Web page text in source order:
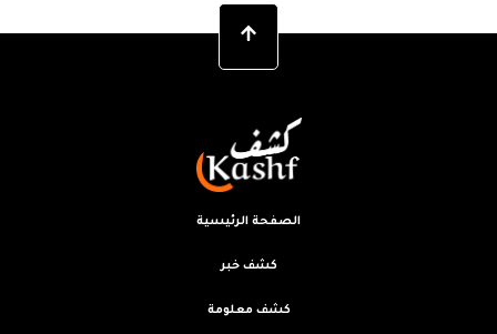
الصفحة الرئيسية
كشف خبر
كشف معلومة